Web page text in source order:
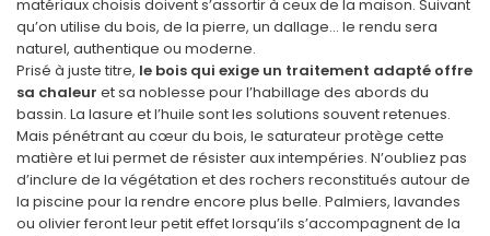
matériaux choisis doivent s’assortir à ceux de la maison. Suivant
qu’on utilise du bois, de la pierre, un dallage… le rendu sera
naturel, authentique ou moderne.
Prisé à juste titre, le bois qui exige un traitement adapté offre
sa chaleur et sa noblesse pour l’habillage des abords du
bassin. La lasure et l’huile sont les solutions souvent retenues.
Mais pénétrant au cœur du bois, le saturateur protège cette
matière et lui permet de résister aux intempéries. N’oubliez pas
d’inclure de la végétation et des rochers reconstitués autour de
la piscine pour la rendre encore plus belle. Palmiers, lavandes
ou olivier feront leur petit effet lorsqu’ils s’accompagnent de la